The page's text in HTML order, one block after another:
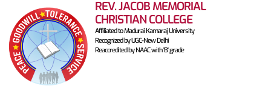
REV. JACOB MEMORIAL
CHRISTIAN COLLEGE
Affiliated to Madurai Kamaraj University
Recognized by UGC-New Delhi
Reaccredited by NAAC with 'B' grade